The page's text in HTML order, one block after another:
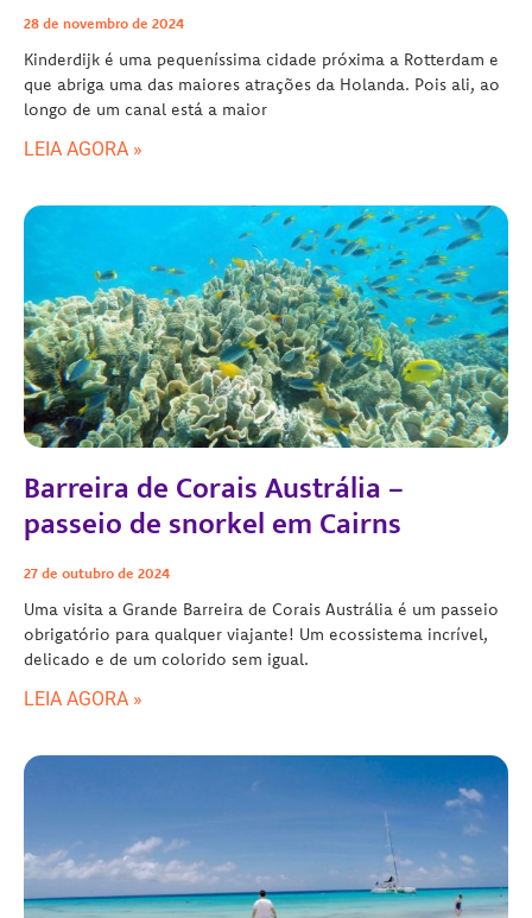
28 de novembro de 2024
Kinderdijk é uma pequeníssima cidade próxima a Rotterdam e
que abriga uma das maiores atrações da Holanda. Pois ali, ao
longo de um canal está a maior
LEIA AGORA »
Barreira de Corais Austrália –
passeio de snorkel em Cairns
27 de outubro de 2024
Uma visita a Grande Barreira de Corais Austrália é um passeio
obrigatório para qualquer viajante! Um ecossistema incrível,
delicado e de um colorido sem igual.
LEIA AGORA »